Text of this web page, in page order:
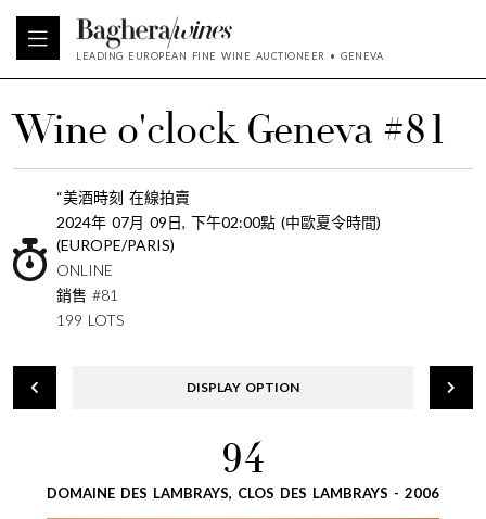
LEADING EUROPEAN FINE WINE AUCTIONEER • GENEVA
Wine o'clock Geneva #81
“美酒時刻 在線拍賣
2024年 07月 09日, 下午02:00點 (中歐夏令時間)
(EUROPE/PARIS)
ONLINE
銷售 #81
199 LOTS
DISPLAY OPTION
94
DOMAINE DES LAMBRAYS, CLOS DES LAMBRAYS - 2006